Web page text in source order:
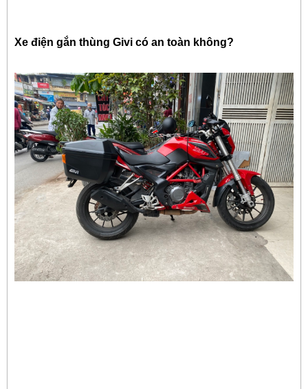
Xe điện gắn thùng Givi có an toàn không?